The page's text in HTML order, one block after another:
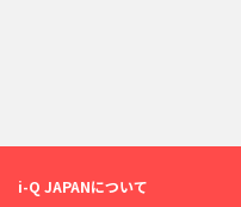
i-Q JAPANについて